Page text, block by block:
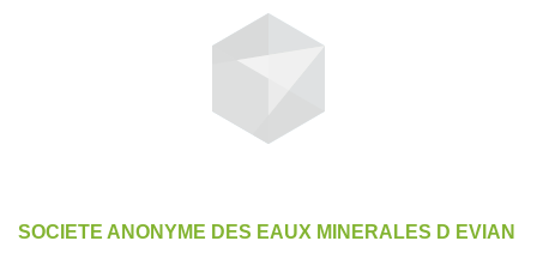
SOCIETE ANONYME DES EAUX MINERALES D EVIAN